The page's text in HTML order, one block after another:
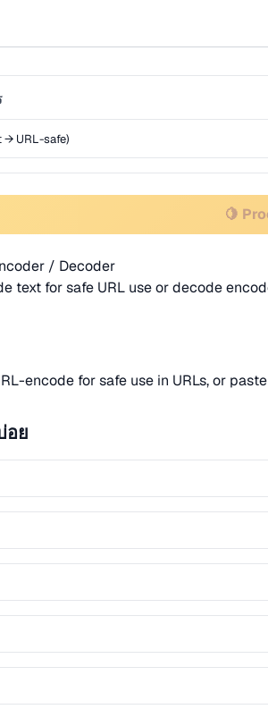
🍋
/ Decoder
text for safe URL use or decode
encode for safe use in URLs, or
อย